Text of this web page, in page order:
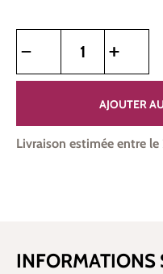
AJOUTER
Livraison estimée entre le
INFORMATIONS